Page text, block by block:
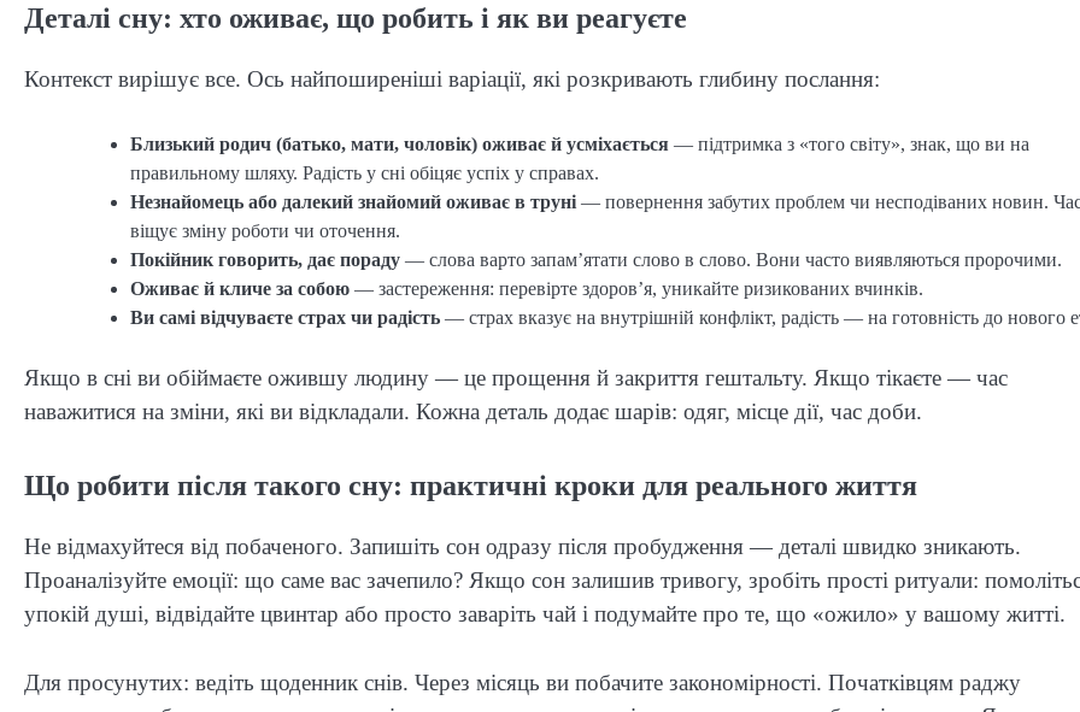
Деталі сну: хто оживає, що робить і як ви реагуєте
Контекст вирішує все. Ось найпоширеніші варіації, які розкривають глибину послання:
Близький родич (батько, мати, чоловік) оживає й усміхається — підтримка з «того світу», знак, що ви на
правильному шляху. Радість у сні обіцяє успіх у справах.
Незнайомець або далекий знайомий оживає в труні— повернення забутих проблем чи несподіваних новин.
віщує зміну роботи чи оточення.
Покійник говорить, дає пораду — слова варто запам’ятати слово в слово. Вони часто виявляються пророчими.
Оживає й кличе за собою — застереження: перевірте здоров’я, уникайте ризикованих вчинків.
Ви самі відчуваєте страх чи радість — страх вказує на внутрішній конфлікт, радість — на готовність до нового
Якщо в сні ви обіймаєте ожившу людину — це прощення й закриття гештальту. Якщо тікаєте — час
наважитися на зміни, які ви відкладали. Кожна деталь додає шарів: одяг, місце дії, час доби.
Що робити після такого сну: практичні кроки для реального життя
Не відмахуйтеся від побаченого. Запишіть сон одразу після пробудження — деталі швидко зникають.
Проаналізуйте емоції: що саме вас зачепило? Якщо сон залишив тривогу, зробіть прості ритуали:
упокій душі, відвідайте цвинтар або просто заваріть чай і подумайте про те, що «ожило» у вашому житті.
Для просунутих: ведіть щоденник снів. Через місяць ви побачите закономірності. Початківцям раджу